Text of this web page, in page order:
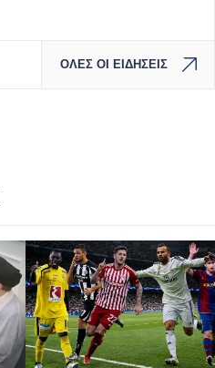
ΟΛΕΣ ΟΙ ΕΙΔΗΣΕΙΣ